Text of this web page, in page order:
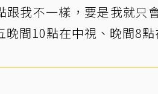
跟我不一樣，要是我就只
晚間10點在中視、晚間8點